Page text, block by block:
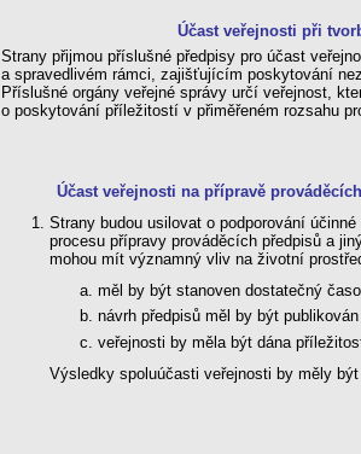
Účast veřejnosti při
Strany přijmou příslušné předpisy pro účast
a spravedlivém rámci, zajišťujícím poskytování
Příslušné orgány veřejné správy určí veřejnost,
o poskytování příležitostí v přiměřeném rozsahu
Účast veřejnosti na přípravě
Strany budou usilovat o podporování
procesu přípravy prováděcích předpisů a
mohou mít významný vliv na životní
měl by být stanoven dostatečný
návrh předpisů měl by být
veřejnosti by měla být dána
Výsledky spoluúčasti veřejnosti by měly